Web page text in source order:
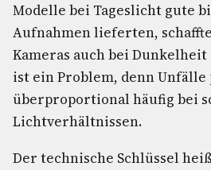
Modelle bei Tageslicht gute
Aufnahmen lieferten,
Kameras auch bei Dunkelheit
ist ein Problem, denn Unfälle
überproportional häufig bei
Lichtverhältnissen.
Der technische Schlüssel